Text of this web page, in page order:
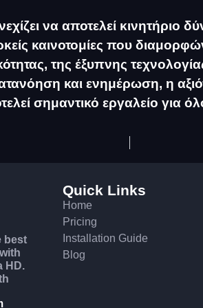
να αποτελεί κινητήριο
καινοτομίες που
της έξυπνης
και ενημέρωση, η
σημαντικό εργαλείο για
best
HD.
Quick Links
Home
Pricing
Installation Guide
Blog